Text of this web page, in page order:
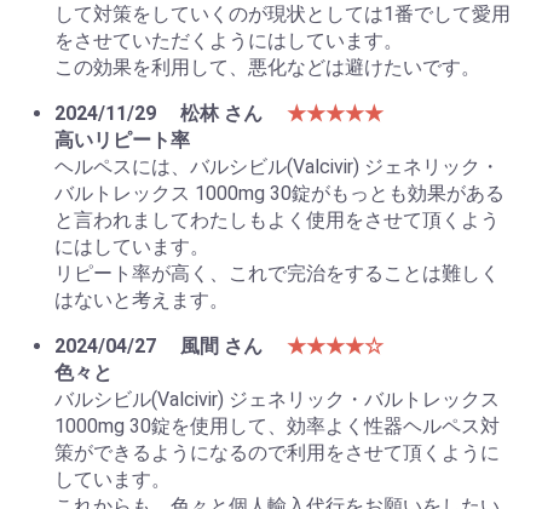
して対策をしていくのが現状としては1番でして愛用
をさせていただくようにはしています。
この効果を利用して、悪化などは避けたいです。
2024/11/29
松林 さん
★★★★★
高いリピート率
ヘルペスには、バルシビル(Valcivir) ジェネリック・
バルトレックス 1000mg 30錠がもっとも効果がある
と言われましてわたしもよく使用をさせて頂くよう
にはしています。
リピート率が高く、これで完治をすることは難しく
はないと考えます。
2024/04/27
風間 さん
★★★★☆
色々と
バルシビル(Valcivir) ジェネリック・バルトレックス
1000mg 30錠を使用して、効率よく性器ヘルペス対
策ができるようになるので利用をさせて頂くように
しています。